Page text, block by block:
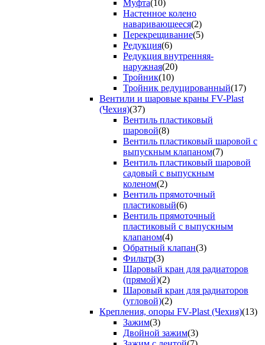
Муфта(10)
Настенное колено
наваривающееся(2)
Перекрещивание(5)
Редукция(6)
Редукция внутренняя-
наружная(20)
Тройник(10)
Тройник редуцированный(17)
Вентили и шаровые краны FV-Plast
(Чехия)(37)
Вентиль пластиковый
шаровой(8)
Вентиль пластиковый шаровой с
выпускным клапаном(7)
Вентиль пластиковый шаровой
садовый с выпускным
коленом(2)
Вентиль прямоточный
пластиковый(6)
Вентиль прямоточный
пластиковый с выпускным
клапаном(4)
Обратный клапан(3)
Фильтр(3)
Шаровый кран для радиаторов
(прямой)(2)
Шаровый кран для радиаторов
(угловой)(2)
Крепления, опоры FV-Plast (Чехия)(13)
Зажим(3)
Двойной зажим(3)